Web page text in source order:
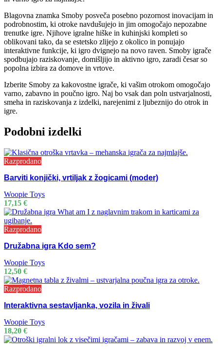
Blagovna znamka Smoby posveča posebno pozornost inovacijam in
podrobnostim, ki otroke navdušujejo in jim omogočajo nepozabne
trenutke igre. Njihove igralne hiške in kuhinjski kompleti so
oblikovani tako, da se estetsko zlijejo z okolico in ponujajo
interaktivne funkcije, ki igro dvignejo na novo raven. Smoby igrače
spodbujajo raziskovanje, domišljijo in aktivno igro, zaradi česar so
popolna izbira za domove in vrtove.
Izberite Smoby za kakovostne igrače, ki vašim otrokom omogočajo
varno, zabavno in poučno igro. Naj bo vsak dan poln ustvarjalnosti,
smeha in raziskovanja z izdelki, narejenimi z ljubeznijo do otrok in
igre.
Podobni izdelki
Razprodano
Barviti konjički, vrtiljak z žogicami (moder)
Woopie Toys
17,15 €
Razprodano
Družabna igra Kdo sem?
Woopie Toys
12,50 €
Razprodano
Interaktivna sestavljanka, vozila in živali
Woopie Toys
18,20 €